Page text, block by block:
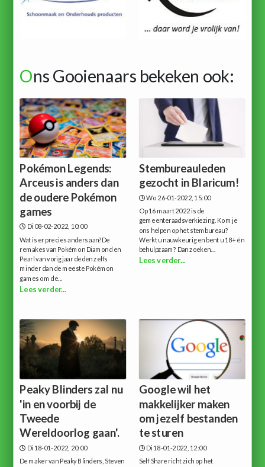
Ons Gooienaars bekeken ook:
Pokémon Legends:
Arceus is anders dan
de oudere Pokémon
games
Di 08-02-2022, 10:00
Wat is er precies anders aan?De
remakes van Pokémon Diamond en
Pearl van vorig jaar deden zelfs
minder dan de meeste Pokémon
games om de...
Lees verder...
Stembureauleden
gezocht in Blaricum!
Wo 26-01-2022, 15:00
Op 16 maart 2022 is de
gemeenteraadsverkiezing. Kom je
ons helpen op het stembureau?
Werkt u nauwkeurig en bent u 18+ én
behulpzaam? Dan zoeken...
Lees verder...
Peaky Blinders zal nu
'in en voorbij de
Tweede
Wereldoorlog gaan'.
Di 18-01-2022, 20:00
De maker van Peaky Blinders, Steven
Google wil het
makkelijker maken
om jezelf bestanden
te sturen
Di 18-01-2022, 12:00
Self Share richt zich op het